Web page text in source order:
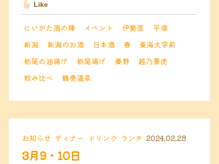
Like
にいがた酒の陣 イベント 伊勢原
平塚
新潟
新潟のお酒 日本酒 春
東海大学前
栃尾の油揚げ
栃尾揚げ 秦野
越乃景虎
飲み比べ
鶴巻温泉
お知らせ ディナー ドリンク ランチ 2024.02.28
3月9・10日